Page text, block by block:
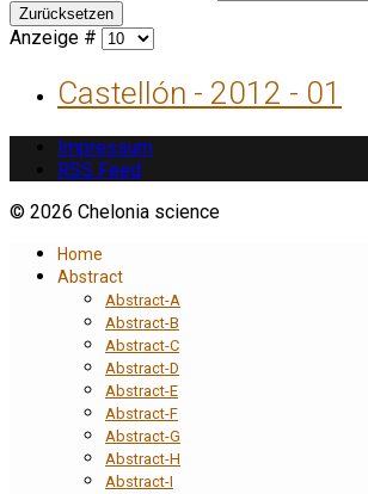
Zurücksetzen
Anzeige #
Castellón - 2012 - 01
Impressum
RSS Feed
© 2026 Chelonia science
Home
Abstract
Abstract-A
Abstract-B
Abstract-C
Abstract-D
Abstract-E
Abstract-F
Abstract-G
Abstract-H
Abstract-I